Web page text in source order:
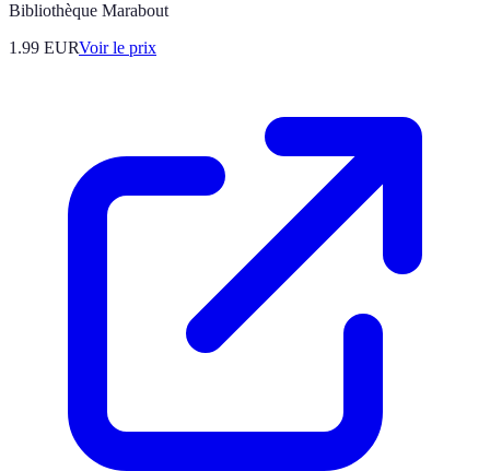
Bibliothèque Marabout
1.99 EURVoir le prix